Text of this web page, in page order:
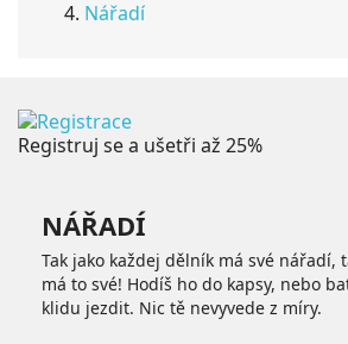
Nářadí
Registruj se a ušetři až 25%
NÁŘADÍ
Tak jako každej dělník má své nářadí,
má to své! Hodíš ho do kapsy, nebo
klidu jezdit. Nic tě nevyvede z míry.